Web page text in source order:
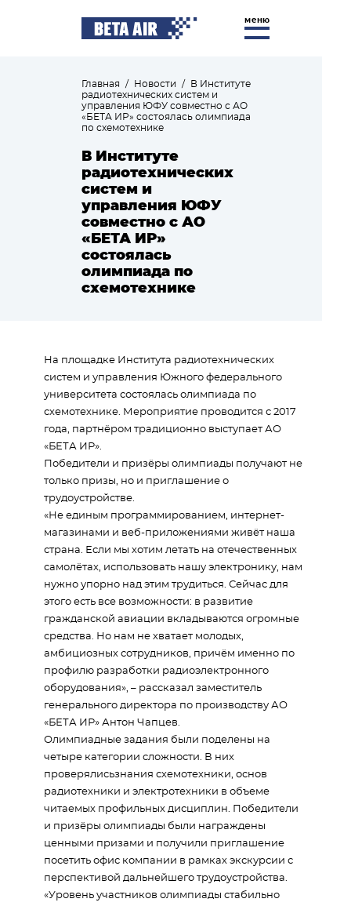
меню
Главная / Новости /
В Институте
радиотехнических систем и
управления ЮФУ совместно с АО
«БЕТА ИР» состоялась олимпиада
по схемотехнике
В Институте
радиотехнических
систем и
управления ЮФУ
совместно с АО
«БЕТА ИР»
состоялась
олимпиада по
схемотехнике
На площадке Института радиотехнических
систем и управления Южного федерального
университета состоялась олимпиада по
схемотехнике. Мероприятие проводится с 2017
года, партнёром традиционно выступает АО
«БЕТА ИР».
Победители и призёры олимпиады получают не
только призы, но и приглашение о
трудоустройстве.
«Не единым программированием, интернет-
магазинами и веб-приложениями живёт наша
страна. Если мы хотим летать на отечественных
самолётах, использовать нашу электронику, нам
нужно упорно над этим трудиться. Сейчас для
этого есть все возможности: в развитие
гражданской авиации вкладываются огромные
средства. Но нам не хватает молодых,
амбициозных сотрудников, причём именно по
профилю разработки радиоэлектронного
оборудования», – рассказал заместитель
генерального директора по производству АО
«БЕТА ИР» Антон Чапцев.
Олимпиадные задания были поделены на
четыре категории сложности. В них
проверялисьзнания схемотехники, основ
радиотехники и электротехники в объеме
читаемых профильных дисциплин. Победители
и призёры олимпиады были награждены
ценными призами и получили приглашение
посетить офис компании в рамках экскурсии с
перспективой дальнейшего трудоустройства.
«Уровень участников олимпиады стабильно